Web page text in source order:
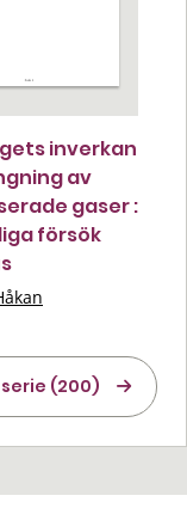
inverkan
av
gaser :
försök
(200)